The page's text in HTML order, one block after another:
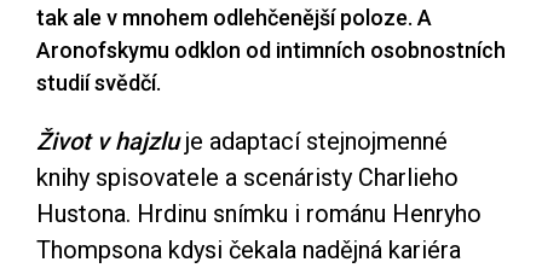
tak ale v mnohem odlehčenější poloze. A
Aronofskymu odklon od intimních osobnostních
studií svědčí.
Život v hajzluje adaptací stejnojmenné
knihy spisovatele a scenáristy Charlieho
Hustona. Hrdinu snímku i románu Henryho
Thompsona kdysi čekala nadějná kariéra